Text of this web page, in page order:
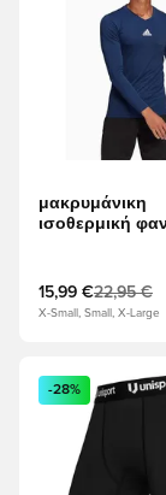
μακρυμάνικη
ισοθερμική
15,99 €22,95 €
X-Small, Small, X-Large
Ανοίγει ένα
-28%